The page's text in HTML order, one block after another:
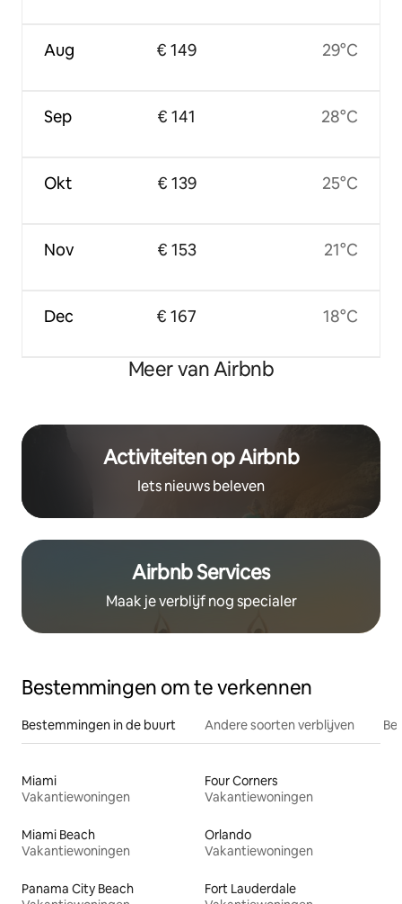
Aug
Sep
Okt
Nov
Dec
€ 149
€ 141
€ 139
€ 153
€ 167
29°C
28°C
25°C
21°C
18°C
Meer van Airbnb
Activiteiten op Airbnb
Iets nieuws beleven
Airbnb Services
Maak je verblijf nog specialer
Bestemmingen om te verkennen
Bestemmingen in de buurt Andere soorten verblijven
Miami
Vakantiewoningen
Four Corners
Vakantiewoningen
Miami Beach
Vakantiewoningen
Orlando
Vakantiewoningen
Panama City Beach
Fort Lauderdale